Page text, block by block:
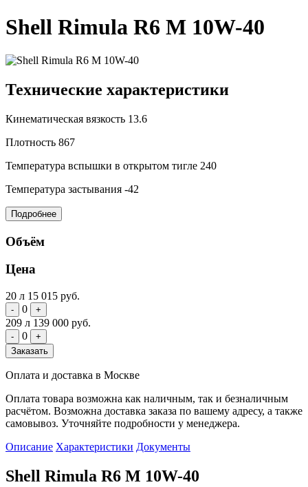
Shell Rimula R6 M 10W-40
Технические характеристики
Кинематическая вязкость 13.6
Плотность 867
Температура вспышки в открытом тигле 240
Температура застывания -42
Подробнее
Объём
Цена
20 л 15 015 руб.
- 0 +
209 л 139 000 руб.
- 0
+
Заказать
Оплата и доставка в Москве
Оплата товара возможна как наличным, так и безналичным
расчётом. Возможна доставка заказа по вашему адресу, а также
самовывоз. Уточняйте подробности у менеджера.
Описание Характеристики Документы
Shell Rimula R6 M 10W-40